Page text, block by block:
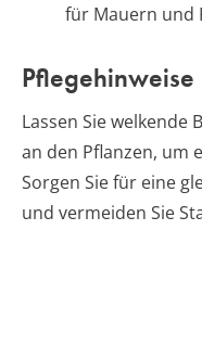
für Mauern und
Pflegehinweise
Lassen Sie
an den Pflanzen, um
Sorgen Sie für eine
und vermeiden Sie